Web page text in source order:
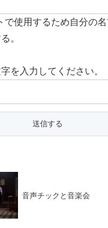
で使用するため自分の
。
を入力してください。
音声チックと音楽会